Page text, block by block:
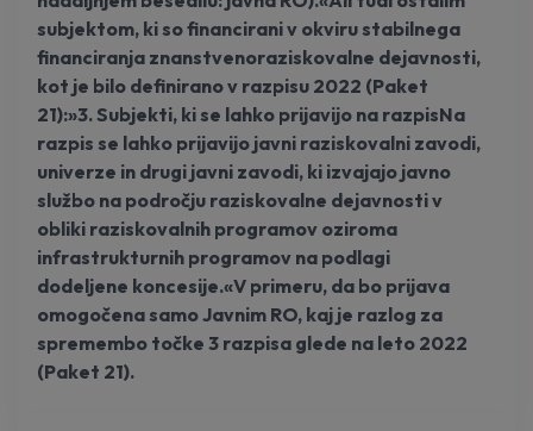
subjektom, ki so financirani v okviru stabilnega
financiranja znanstvenoraziskovalne dejavnosti,
kot je bilo definirano v razpisu 2022 (Paket
21):»3. Subjekti, ki se lahko prijavijo na razpisNa
razpis se lahko prijavijo javni raziskovalni zavodi,
univerze in drugi javni zavodi, ki izvajajo javno
službo na področju raziskovalne dejavnosti v
obliki raziskovalnih programov oziroma
infrastrukturnih programov na podlagi
dodeljene koncesije.«V primeru, da bo prijava
omogočena samo Javnim RO, kaj je razlog za
spremembo točke 3 razpisa glede na leto 2022
(Paket 21).